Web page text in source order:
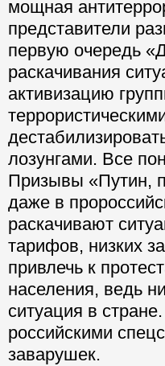
мощная
представители
первую очередь
раскачивания
активизацию
лозунгами. Все
Призывы «Путин,
даже в
раскачивают
тарифов, низких
привлечь к
населения, ведь
ситуация в
российскими
заварушек.